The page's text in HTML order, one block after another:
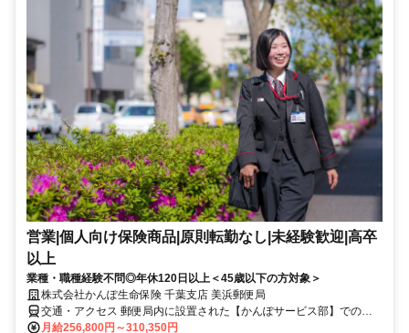
営業|個人向け保険商品|原則転勤なし|未経験歓迎|高卒
以上
業種・職種経験不問◎年休120日以上＜45歳以下の方対象＞
株式会社かんぽ生命保険 千葉支店 美浜郵便局
交通・アクセス 郵便局内に設置された【かんぽサービス部】での勤
務となります
月給256,800円～310,350円